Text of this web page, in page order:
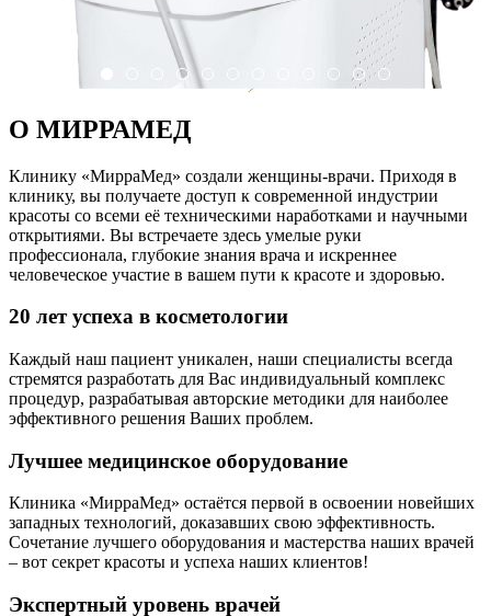
О МИРРАМЕД
Клинику «МирраМед» создали женщины-врачи. Приходя в
клинику, вы получаете доступ к современной индустрии
красоты со всеми её техническими наработками и научными
открытиями. Вы встречаете здесь умелые руки
профессионала, глубокие знания врача и искреннее
человеческое участие в вашем пути к красоте и здоровью.
20 лет успеха в косметологии
Каждый наш пациент уникален, наши специалисты всегда
стремятся разработать для Вас индивидуальный комплекс
процедур, разрабатывая авторские методики для наиболее
эффективного решения Ваших проблем.
Лучшее медицинское оборудование
Клиника «МирраМед» остаётся первой в освоении новейших
западных технологий, доказавших свою эффективность.
Сочетание лучшего оборудования и мастерства наших врачей
– вот секрет красоты и успеха наших клиентов!
Экспертный уровень врачей